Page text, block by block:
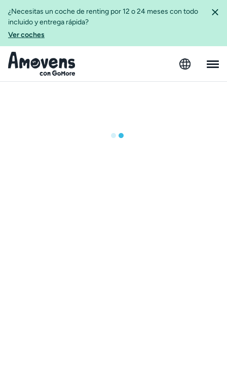
¿Necesitas un coche de renting por 12 o 24 meses con todo
incluido y entrega rápida?
Ver coches